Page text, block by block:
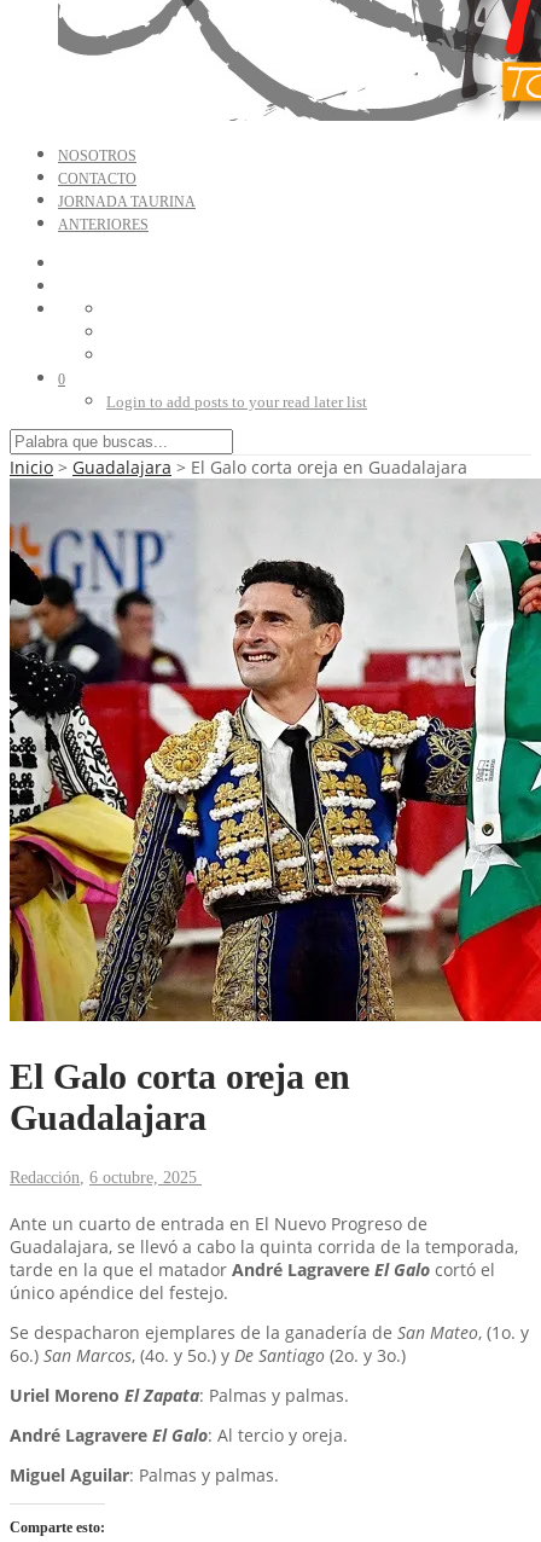
NOSOTROS
CONTACTO
JORNADA TAURINA
ANTERIORES
0
Login to add posts to your read later list
Inicio > Guadalajara > El Galo corta oreja en Guadalajara
El Galo corta oreja en
Guadalajara
Redacción, 6 octubre, 2025
Ante un cuarto de entrada en El Nuevo Progreso de
Guadalajara, se llevó a cabo la quinta corrida de la temporada,
tarde en la que el matador André Lagravere El Galo cortó el
único apéndice del festejo.
Se despacharon ejemplares de la ganadería de San Mateo, (1o. y
6o.) San Marcos, (4o. y 5o.) y De Santiago (2o. y 3o.)
Uriel Moreno El Zapata: Palmas y palmas.
André Lagravere El Galo: Al tercio y oreja.
Miguel Aguilar: Palmas y palmas.
Comparte esto: